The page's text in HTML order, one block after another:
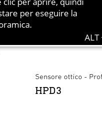
Sensore ottico -
HPD3